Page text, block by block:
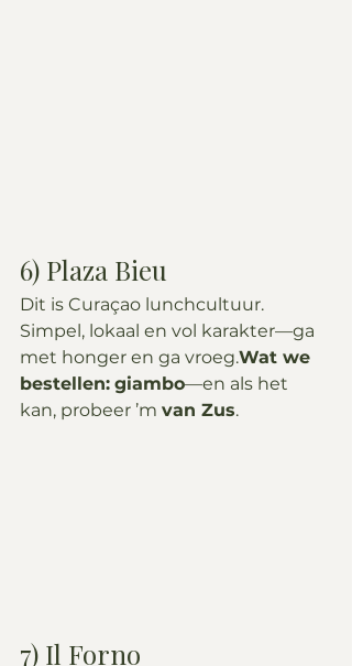
6) Plaza Bieu
Dit is Curaçao lunchcultuur.
Simpel, lokaal en vol karakter—ga
met honger en ga vroeg.Wat we
bestellen: giambo—en als het
kan, probeer ’m van Zus.
7) Il Forno